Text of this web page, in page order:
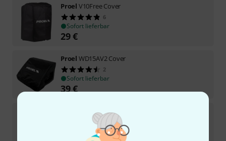
Proel V10Free Cover
6
Sofort lieferbar
29€
Proel WD15AV2 Cover
2
Sofort lieferbar
39€
V15Plus/Pro Cover
In ca. einer Woche lieferbar